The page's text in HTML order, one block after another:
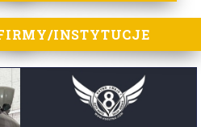
INSTYTUCJE